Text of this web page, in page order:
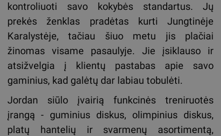
kontroliuoti savo kokybės standartus. Jų
prekės ženklas pradėtas kurti Jungtinėje
Karalystėje, tačiau šiuo metu jis plačiai
žinomas visame pasaulyje. Jie įsiklauso ir
atsižvelgia į klientų pastabas apie savo
gaminius, kad galėtų dar labiau tobulėti.
Jordan siūlo įvairią funkcinės treniruotės
įrangą - guminius diskus, olimpinius diskus,
platų hantelių ir svarmenų asortimentą,